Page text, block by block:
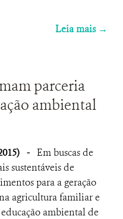
Leia mais →
parceria
ambiental
- Em buscas de
sustentáveis de
para a geração
agricultura familiar e
ambiental de